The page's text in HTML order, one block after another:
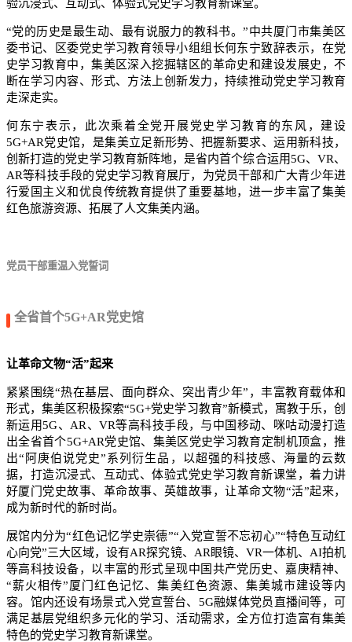
验沉浸式、互动式、体验式党史学习教育新课堂。
“党的历史是最生动、最有说服力的教科书。”中共厦门市集美区
委书记、区委党史学习教育领导小组组长何东宁致辞表示，在党
史学习教育中，集美区深入挖掘辖区的革命史和建设发展史，不
断在学习内容、形式、方法上创新发力，持续推动党史学习教育
走深走实。
何东宁表示，此次乘着全党开展党史学习教育的东风，建设
5G+AR党史馆，是集美立足新形势、把握新要求、运用新科技，
创新打造的党史学习教育新阵地，是省内首个综合运用5G、VR、
AR等科技手段的党史学习教育展厅，为党员干部和广大青少年进
行爱国主义和优良传统教育提供了重要基地，进一步丰富了集美
红色旅游资源、拓展了人文集美内涵。
党员干部重温入党誓词
全省首个5G+AR党史馆
让革命文物“活”起来
紧紧围绕“热在基层、面向群众、突出青少年”，丰富教育载体和
形式，集美区积极探索“5G+党史学习教育”新模式，寓教于乐，创
新运用5G、AR、VR等高科技手段，与中国移动、咪咕动漫打造
出全省首个5G+AR党史馆、集美区党史学习教育定制机顶盒，推
出“阿庚伯说党史”系列衍生品，以超强的科技感、海量的云数
据，打造沉浸式、互动式、体验式党史学习教育新课堂，着力讲
好厦门党史故事、革命故事、英雄故事，让革命文物“活”起来，
成为新时代的新时尚。
展馆内分为“红色记忆学史崇德”“入党宣誓不忘初心”“特色互动红
心向党”三大区域，设有AR探究镜、AR眼镜、VR一体机、AI拍机
等高科技设备，以丰富的形式呈现中国共产党历史、嘉庚精神、
“薪火相传”厦门红色记忆、集美红色资源、集美城市建设等内
容。馆内还设有场景式入党宣誓台、5G融媒体党员直播间等，可
满足基层党组织多元化的学习、活动需求，全方位打造富有集美
特色的党史学习教育新课堂。